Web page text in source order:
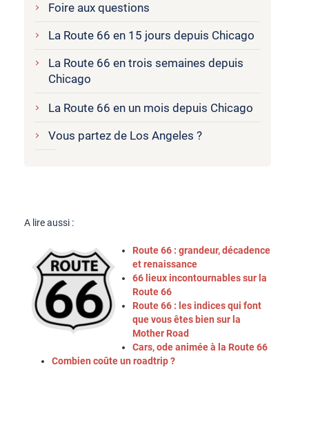
Foire aux questions
La Route 66 en 15 jours depuis Chicago
La Route 66 en trois semaines depuis
Chicago
La Route 66 en un mois depuis Chicago
Vous partez de Los Angeles ?
A lire aussi :
Route 66 : grandeur, décadence
et renaissance
66 lieux incontournables sur la
Route 66
Route 66 : les indices qui font
que vous êtes bien sur la
Mother Road
Cars, ode animée à la Route 66
Combien coûte un roadtrip ?